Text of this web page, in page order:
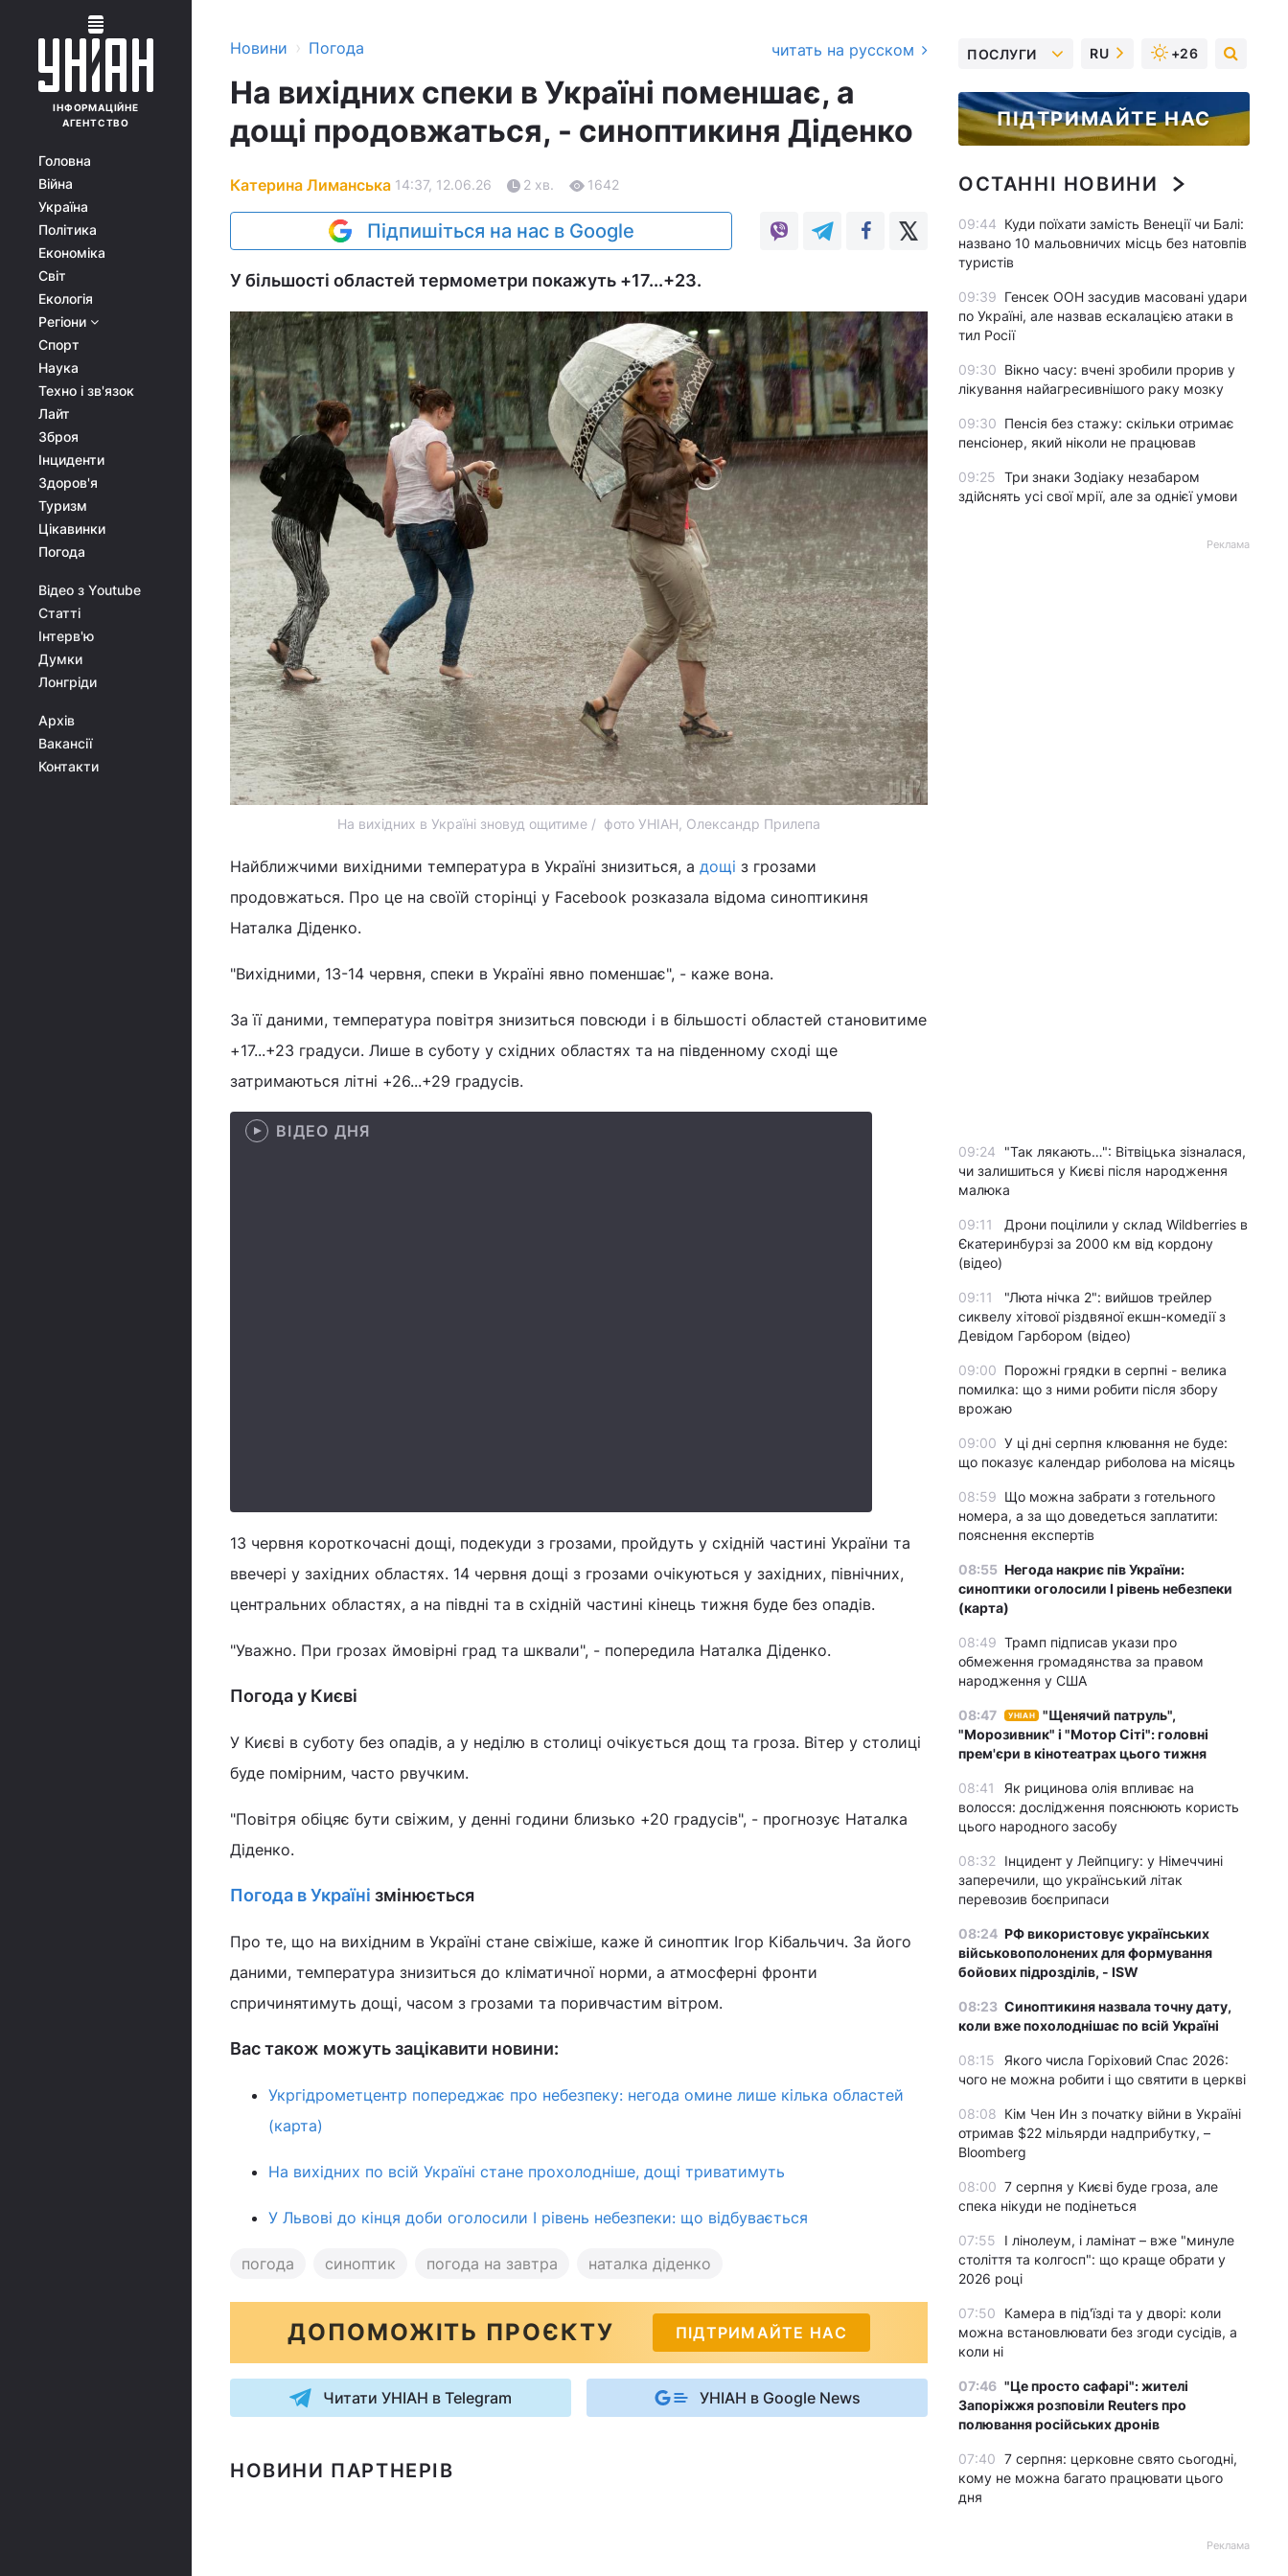
ІНФОРМАЦІЙНЕ
АГЕНТСТВО
Головна
Війна
Україна
Політика
Економіка
Світ
Екологія
Регіони
Спорт
Наука
Техно і зв'язок
Лайт
Зброя
Інциденти
Здоров'я
Туризм
Цікавинки
Погода
Відео з Youtube
Статті
Інтерв'ю
Думки
Лонгріди
Архів
Вакансії
Контакти
Новини › Погода читать на русском
На вихідних спеки в Україні поменшає, а
дощі продовжаться, - синоптикиня Діденко
Катерина Лиманська 14:37, 12.06.26 2 хв. 1642
Підпишіться на нас в Google
У більшості областей термометри покажуть +17...+23.
На вихідних в Україні зновуд ощитиме / фото УНІАН, Олександр Прилепа
Найближчими вихідними температура в Україні знизиться, а дощі з грозами
продовжаться. Про це на своїй сторінці у Facebook розказала відома синоптикиня
Наталка Діденко.
"Вихідними, 13-14 червня, спеки в Україні явно поменшає", - каже вона.
За її даними, температура повітря знизиться повсюди і в більшості областей становитиме
+17...+23 градуси. Лише в суботу у східних областях та на південному сході ще
затримаються літні +26...+29 градусів.
ВІДЕО ДНЯ
13 червня короткочасні дощі, подекуди з грозами, пройдуть у східній частині України та
ввечері у західних областях. 14 червня дощі з грозами очікуються у західних, північних,
центральних областях, а на півдні та в східній частині кінець тижня буде без опадів.
"Уважно. При грозах ймовірні град та шквали", - попередила Наталка Діденко.
Погода у Києві
У Києві в суботу без опадів, а у неділю в столиці очікується дощ та гроза. Вітер у столиці
буде помірним, часто рвучким.
"Повітря обіцяє бути свіжим, у денні години близько +20 градусів", - прогнозує Наталка
Діденко.
Погода в Україні змінюється
Про те, що на вихідним в Україні стане свіжіше, каже й синоптик Ігор Кібальчич. За його
даними, температура знизиться до кліматичної норми, а атмосферні фронти
спричинятимуть дощі, часом з грозами та поривчастим вітром.
Вас також можуть зацікавити новини:
Укргідрометцентр попереджає про небезпеку: негода омине лише кілька областей
(карта)
На вихідних по всій Україні стане прохолодніше, дощі триватимуть
У Львові до кінця доби оголосили І рівень небезпеки: що відбувається
погода синоптик погода на завтра наталка діденко
ДОПОМОЖІТЬ ПРОЄКТУ ПІДТРИМАЙТЕ НАС
Читати УНІАН в Telegram УНІАН в Google News
НОВИНИ ПАРТНЕРІВ
ПОСЛУГИ RU +26
ПІДТРИМАЙТЕ НАС
ОСТАННІ НОВИНИ
09:44 Куди поїхати замість Венеції чи Балі:
названо 10 мальовничих місць без натовпів
туристів
09:39 Генсек ООН засудив масовані удари
по Україні, але назвав ескалацією атаки в
тил Росії
09:30 Вікно часу: вчені зробили прорив у
лікування найагресивнішого раку мозку
09:30 Пенсія без стажу: скільки отримає
пенсіонер, який ніколи не працював
09:25 Три знаки Зодіаку незабаром
здійснять усі свої мрії, але за однієї умови
Реклама
09:24
"Так лякають…": Вітвіцька зізналася,
чи залишиться у Києві після народження
малюка
09:11
Дрони поцілили у склад Wildberries в
Єкатеринбурзі за 2000 км від кордону
(відео)
09:11
"Люта нічка 2": вийшов трейлер
сиквелу хітової різдвяної екшн-комедії з
Девідом Гарбором (відео)
09:00 Порожні грядки в серпні - велика
помилка: що з ними робити після збору
врожаю
09:00 У ці дні серпня клювання не буде:
що показує календар риболова на місяць
08:59 Що можна забрати з готельного
номера, а за що доведеться заплатити:
пояснення експертів
08:55 Негода накриє пів України:
синоптики оголосили І рівень небезпеки
(карта)
08:49 Трамп підписав укази про
обмеження громадянства за правом
народження у США
08:47 УНІАН
"Щенячий патруль",
"Морозивник" і "Мотор Сіті": головні
прем'єри в кінотеатрах цього тижня
08:41
Як рицинова олія впливає на
волосся: дослідження пояснюють користь
цього народного засобу
08:32
Інцидент у Лейпцигу: у Німеччині
заперечили, що український літак
перевозив боєприпаси
08:24 РФ використовує українських
військовополонених для формування
бойових підрозділів, - ISW
08:23 Синоптикиня назвала точну дату,
коли вже похолоднішає по всій Україні
08:15
Якого числа Горіховий Спас 2026:
чого не можна робити і що святити в церкві
08:08 Кім Чен Ин з початку війни в Україні
отримав $22 мільярди надприбутку, –
Bloomberg
08:00 7 серпня у Києві буде гроза, але
спека нікуди не подінеться
07:55
І лінолеум, і ламінат – вже "минуле
століття та колгосп": що краще обрати у
2026 році
07:50
Камера в під'їзді та у дворі: коли
можна встановлювати без згоди сусідів, а
коли ні
07:46 "Це просто сафарі": жителі
Запоріжжя розповіли Reuters про
полювання російських дронів
07:40 7 серпня: церковне свято сьогодні,
кому не можна багато працювати цього
дня
Реклама